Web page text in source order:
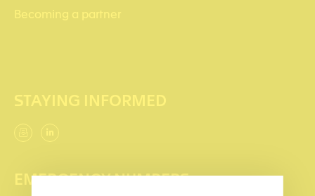
Becoming a partner
STAYING INFORMED
EMERGENCY NUMBERS